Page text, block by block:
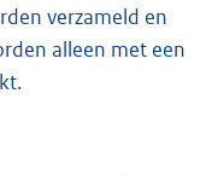
verzameld en
alleen met een